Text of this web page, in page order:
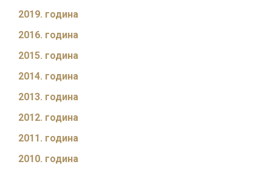
2019. година
2016. година
2015. година
2014. година
2013. година
2012. година
2011. година
2010. година